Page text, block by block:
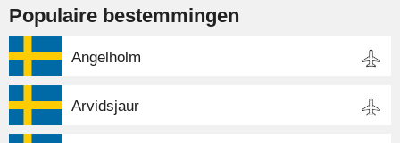
Populaire bestemmingen
Angelholm
Arvidsjaur